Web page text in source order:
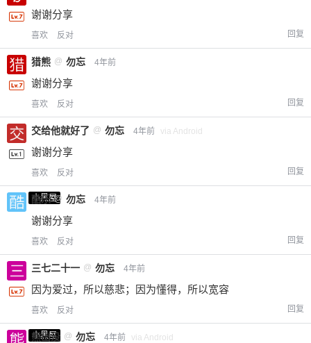
谢谢分享
喜欢 反对 回复
猎熊 @ 勿忘 4年前
谢谢分享
喜欢 反对 回复
交给他就好了 @ 勿忘 4年前 via Android
谢谢分享
喜欢 反对 回复
小黑屋
酷乐 @ 勿忘 4年前
谢谢分享
喜欢 反对 回复
三七二十一 @ 勿忘 4年前
因为爱过，所以慈悲；因为懂得，所以宽容
喜欢 反对 回复
小黑屋
熊出没 @ 勿忘 4年前 via Android